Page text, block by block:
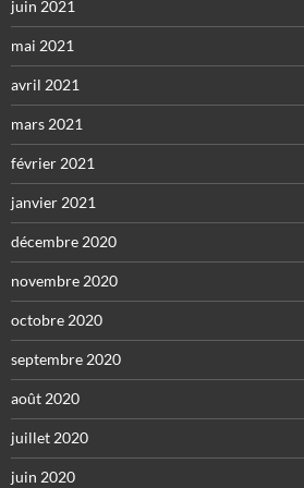
juin 2021
mai 2021
avril 2021
mars 2021
février 2021
janvier 2021
décembre 2020
novembre 2020
octobre 2020
septembre 2020
août 2020
juillet 2020
juin 2020